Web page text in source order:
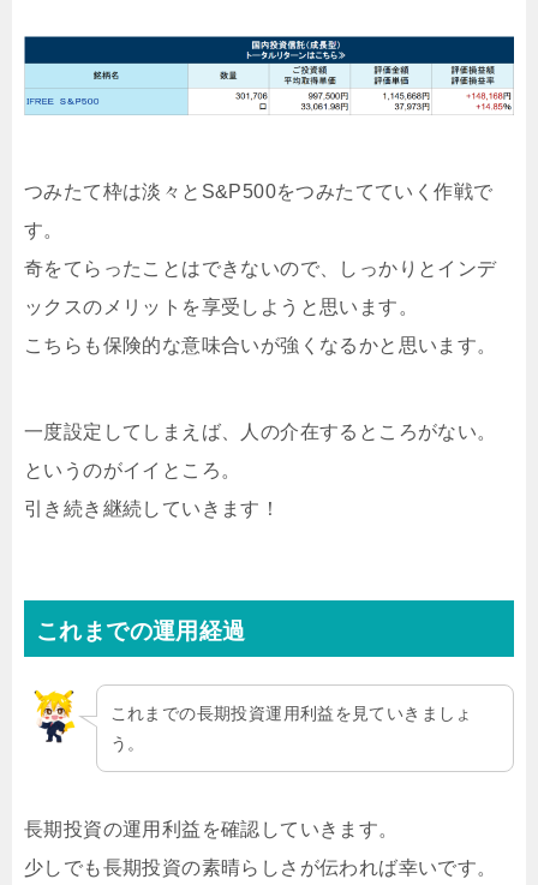
つみたて枠は淡々とS&P500をつみたてていく作戦で
す。
奇をてらったことはできないので、しっかりとインデ
ックスのメリットを享受しようと思います。
こちらも保険的な意味合いが強くなるかと思います。
一度設定してしまえば、人の介在するところがない。
というのがイイところ。
引き続き継続していきます！
これまでの運用経過
これまでの長期投資運用利益を見ていきましょ
う。
長期投資の運用利益を確認していきます。
少しでも長期投資の素晴らしさが伝われば幸いです。